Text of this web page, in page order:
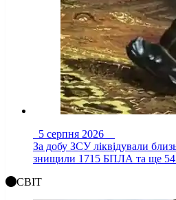
5 серпня 2026
За добу ЗСУ ліквідували
знищили 1715 БПЛА та ще
СВІТ